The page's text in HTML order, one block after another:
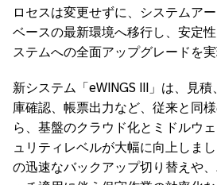
ロセスは変更せずに、システムア
ベースの最新環境へ移行し、安定
ステムへの全面アップグレードを実
新システム「eWINGS III」は、見
庫確認、帳票出力など、従来と同
ら、基盤のクラウド化とミドルウ
ュリティレベルが大幅に向上しま
の迅速なバックアップ切り替えや